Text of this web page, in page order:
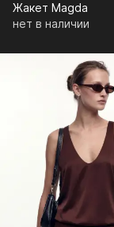
Жакет Magda
нет в наличии